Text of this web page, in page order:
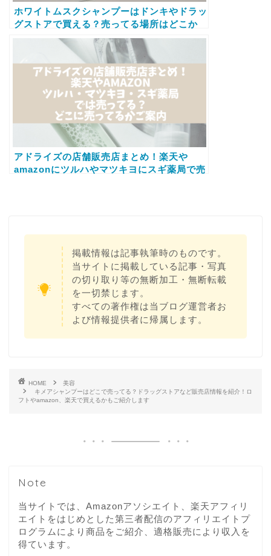
ホワイトムスクシャンプーはドンキやドラッ
グストアで買える？売ってる場所はどこか
amazonなど取扱店をご紹介します
アドライズの店舗販売店まとめ！楽天や
amazonにツルハやマツキヨにスギ薬局で売
掲載情報は記事執筆時のものです。
当サイトに掲載している記事・写真
の切り取り等の無断加工・無断転載
を一切禁じます。
すべての著作権は当ブログ運営者お
よび情報提供者に帰属します。
HOME
美容
キメアシャンプーはどこで売ってる？ドラッグストアなど販売店情報を紹介！ロ
フトやamazon、楽天で買えるかもご紹介します
Note
当サイトでは、Amazonアソシエイト、楽天アフィリ
エイトをはじめとした第三者配信のアフィリエイトプ
ログラムにより商品をご紹介、適格販売により収入を
得ています。